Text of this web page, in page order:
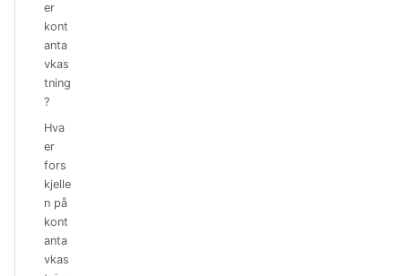
er
kont
anta
vkas
tning
?
Hva
er
fors
kjelle
n på
kont
anta
vkas